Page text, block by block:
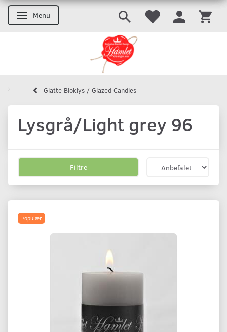
Skifte navigation
Menu
Glatte Bloklys / Glazed Candles
Lysgrå/Light grey 96
Filtre
Populær